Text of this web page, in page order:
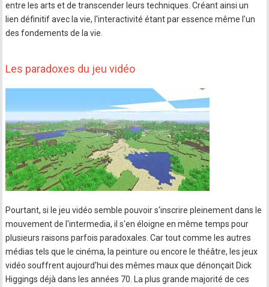
entre les arts et de transcender leurs techniques. Créant ainsi un
lien définitif avec la vie, l'interactivité étant par essence même l'un
des fondements de la vie.
Les paradoxes du jeu vidéo
Pourtant, si le jeu vidéo semble pouvoir s'inscrire pleinement dans le
mouvement de l'intermedia, il s'en éloigne en même temps pour
plusieurs raisons parfois paradoxales. Car tout comme les autres
médias tels que le cinéma, la peinture ou encore le théâtre, les jeux
vidéo souffrent aujourd'hui des mêmes maux que dénonçait Dick
Higgings déjà dans les années 70. La plus grande majorité de ces